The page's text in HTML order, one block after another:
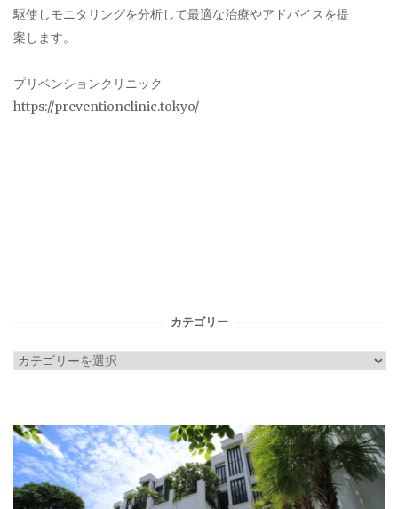
駆使しモニタリングを分析して最適な治療やアドバイスを提
案します。
プリベンションクリニック
https://preventionclinic.tokyo/
カテゴリー
カ
リ
ー